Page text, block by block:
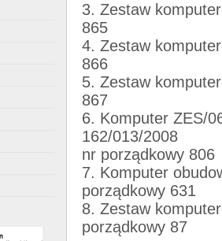
3. Zestaw
865
4. Zestaw
866
5. Zestaw
867
6. Komputer ZES/
162/013/2008
nr porządkowy 806
7. Komputer
porządkowy 631
8. Zestaw
porządkowy 87